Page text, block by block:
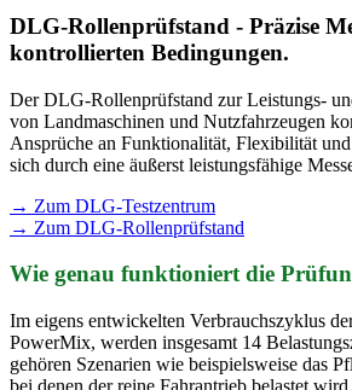
DLG-Rollenprüfstand - Präzise
kontrollierten Bedingungen.
Der DLG-Rollenprüfstand zur Leistungs-
von Landmaschinen und Nutzfahrzeugen
Ansprüche an Funktionalität, Flexibilität
sich durch eine äußerst leistungsfähige
→ Zum DLG-Testzentrum
→ Zum DLG-Rollenprüfstand
Wie genau funktioniert die
Im eigens entwickelten Verbrauchszyklus
PowerMix, werden insgesamt 14
gehören Szenarien wie beispielsweise das
bei denen der reine Fahrantrieb belastet